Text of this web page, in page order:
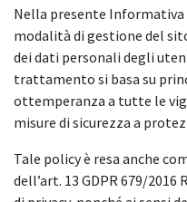
Nella presente Informativa
modalità di gestione del
dei dati personali degli
trattamento si basa su
ottemperanza a tutte le
misure di sicurezza a
Tale policy è resa anche
dell’art. 13 GDPR 679/